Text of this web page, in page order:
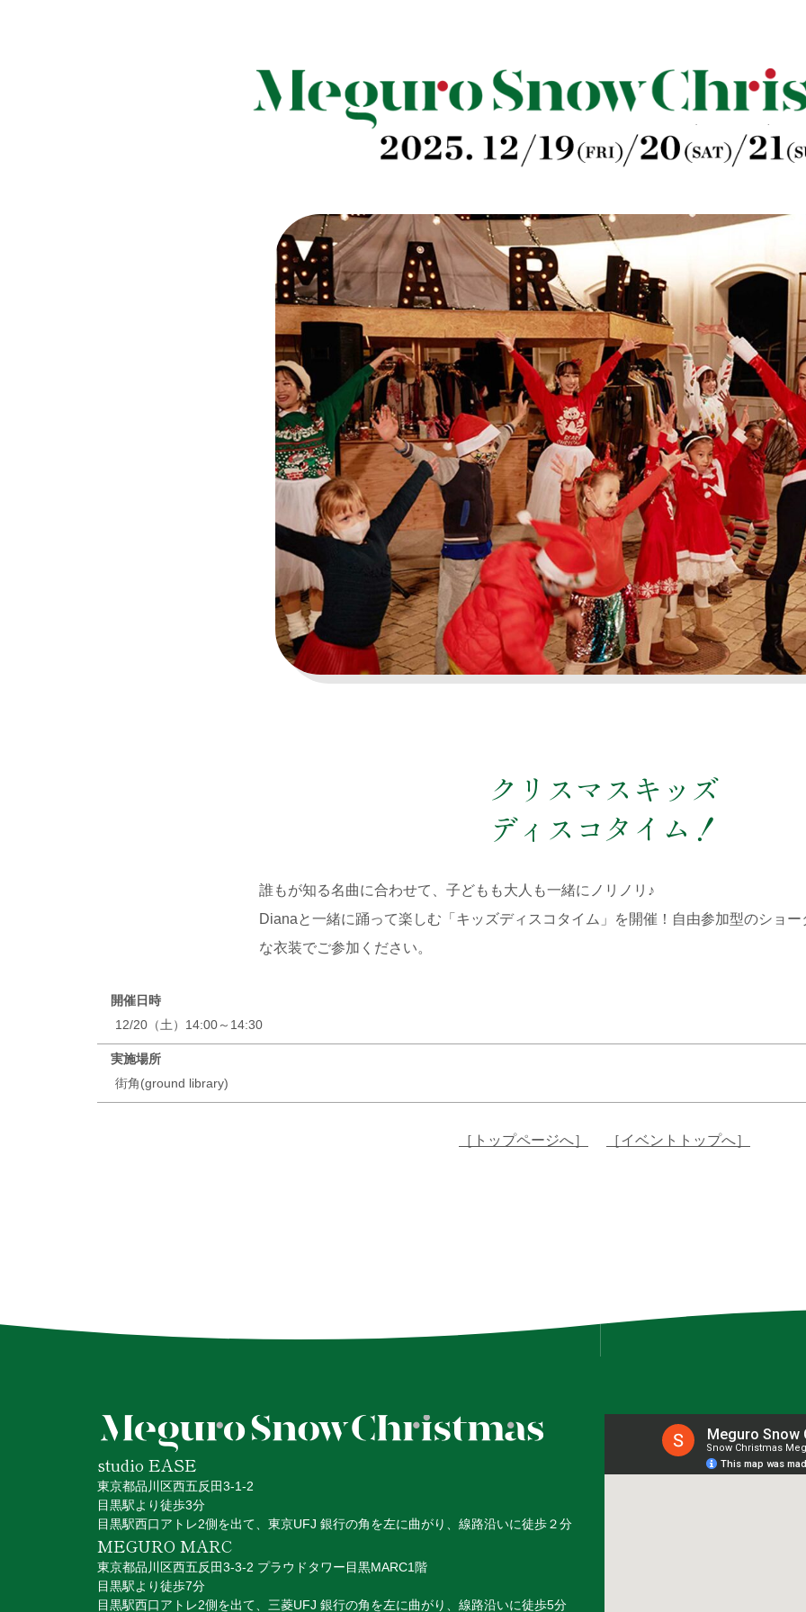
クリスマスキッズ
ディスコタイム！
誰もが知る名曲に合わせて、子どもも大人も一緒にノリノリ♪
Dianaと一緒に踊って楽しむ「キッズディスコタイム」を開催！自由参加型のショ
な衣装でご参加ください。
開催日時
12/20（土）14:00～14:30
実施場所
街角(ground library)
［トップページへ］ ［イベントトップへ］
studio EASE
東京都品川区西五反田3-1-2
目黒駅より徒歩3分
目黒駅西口アトレ2側を出て、 東京UFJ 銀行の角を左に曲がり、 線路沿いに徒歩２分
MEGURO MARC
東京都品川区⻄五反田3-3-2 プラウドタワー目黒MARC1階
目黒駅より徒歩7分
目黒駅西口アトレ2側を出て、三菱UFJ 銀行の角を左に曲がり、線路沿いに徒歩5分